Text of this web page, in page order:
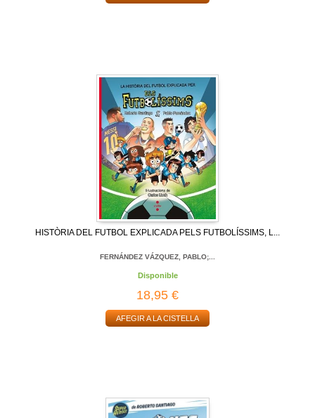
HISTÒRIA DEL FUTBOL EXPLICADA PELS FUTBOLÍSSIMS, L...
FERNÁNDEZ VÁZQUEZ, PABLO;...
Disponible
18,95 €
AFEGIR A LA CISTELLA